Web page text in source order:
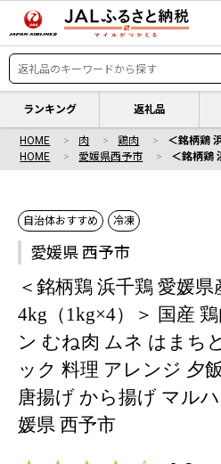
ランキング 返礼品
HOME 肉 鶏肉
＜銘柄鶏
HOME
愛媛県西予市 ＜銘柄鶏
自治体おすすめ 冷凍
愛媛県 西予市
＜銘柄鶏 浜千鶏 愛媛
4kg（1kg×4）＞ 国産
ン むね肉 ムネ はまち
ック 料理 アレンジ 夕
唐揚げ から揚げ マル
媛県 西予市